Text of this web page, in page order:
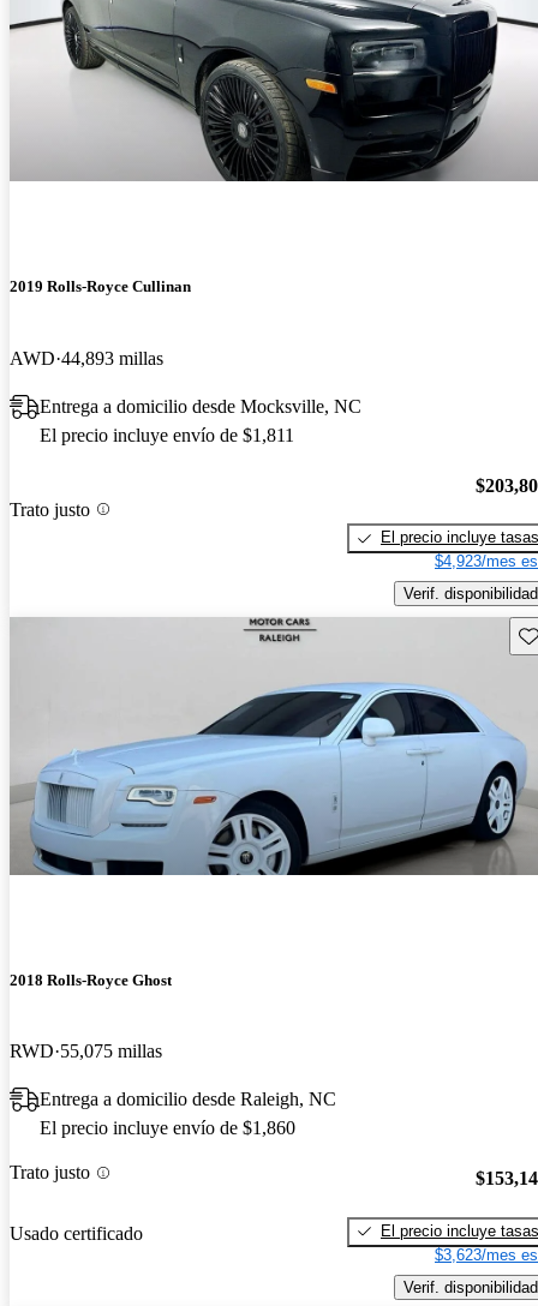
2019 Rolls-Royce Cullinan
AWD 44,893 millas
Entrega a domicilio desde Mocksville, NC
El precio incluye envío de $1,811
Trato justo
El precio incluye tasas
$4,923/mes
Verif. disponibilidad
2018 Rolls-Royce Ghost
RWD 55,075 millas
Entrega a domicilio desde Raleigh, NC
El precio incluye envío de $1,860
Trato justo
Usado certificado
El precio incluye tasas
$3,623/mes
Verif. disponibilidad